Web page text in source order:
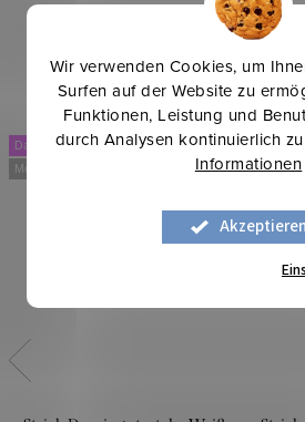
Wir verwenden Cookies, um
Surfen auf der Website zu
Funktionen, Leistung und
durch Analysen kontinuierlich
Informationen
Akzeptieren
Dancing
Mehr für weniger
Dancing
Mehr